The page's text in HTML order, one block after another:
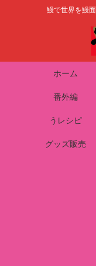
鰻で世界を鰻
ホーム
番外編
うレシピ
グッズ販売